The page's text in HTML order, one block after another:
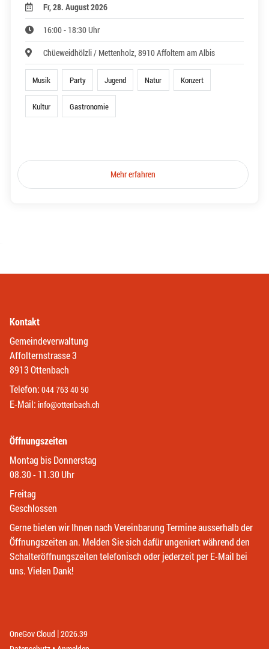
Fr, 28. August 2026
16:00 - 18:30 Uhr
Chüeweidhölzli / Mettenholz, 8910 Affoltern am Albis
Musik Party Jugend Natur Konzert
Kultur Gastronomie
Mehr erfahren
Kontakt
Gemeindeverwaltung
Affolternstrasse 3
8913 Ottenbach
Telefon: 044 763 40 50
E-Mail: info@ottenbach.ch
Öffnungszeiten
Montag bis Donnerstag
08.30 - 11.30 Uhr
Freitag
Geschlossen
Gerne bieten wir Ihnen nach Vereinbarung Termine ausserhalb der
Öffnungszeiten an. Melden Sie sich dafür ungeniert während den
Schalteröffnungszeiten telefonisch oder jederzeit per E-Mail bei
uns. Vielen Dank!
OneGov Cloud (External Link)
|2026.39